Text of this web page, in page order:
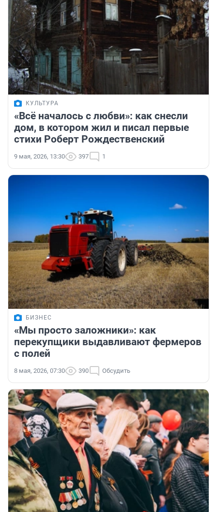
КУЛЬТУРА
«Всё началось с любви»: как снесли
дом, в котором жил и писал первые
стихи Роберт Рождественский
9 мая, 2026, 13:30 397 1
БИЗНЕС
«Мы просто заложники»: как
перекупщики выдавливают фермеров
с полей
8 мая, 2026, 07:30 390 Обсудить